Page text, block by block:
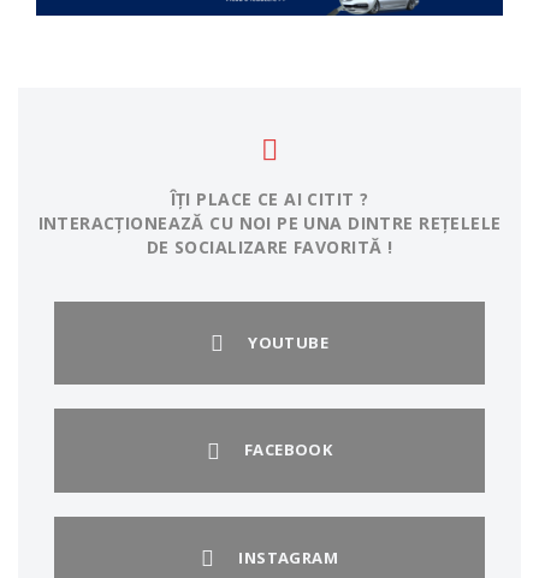
ÎȚI PLACE CE AI CITIT ?
INTERACȚIONEAZĂ CU NOI PE UNA DINTRE REȚELELE
DE SOCIALIZARE FAVORITĂ !
YOUTUBE
FACEBOOK
INSTAGRAM